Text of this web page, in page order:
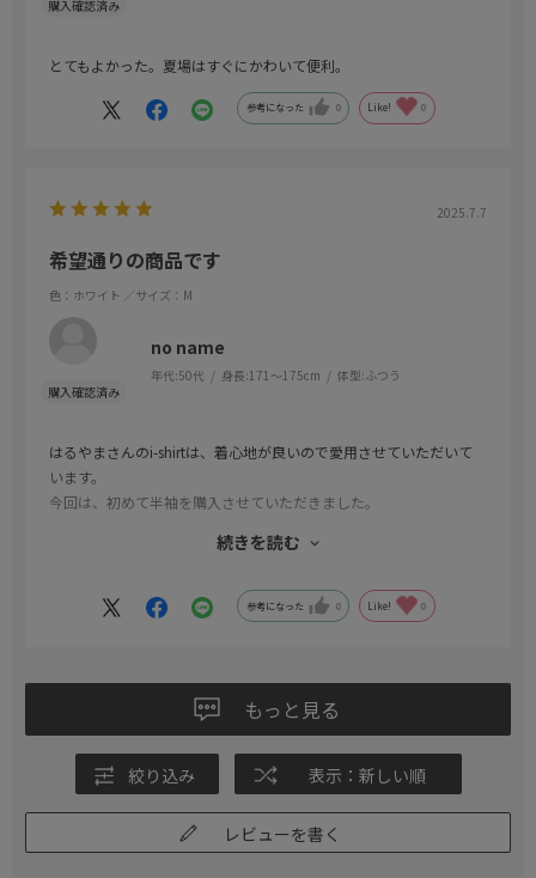
とてもよかった。夏場はすぐにかわいて便利。
参考になった 0 Like! 0
2025.7.7
希望通りの商品です
色：ホワイト ／サイズ：M
no name
年代:50代 身長:171～175cm 体型:ふつう
はるやまさんのi-shirtは、着心地が良いので愛用させていただいて
います。
今回は、初めて半袖を購入させていただきました。
商品が到着して早速試着してみましたが、やはりすばらしい着心地
これからどんどん暑くなるので、活躍してくれることを願っていま
続きを読む
参考になった 0 Like! 0
もっと見る
絞り込み 表示：新しい順
レビューを書く